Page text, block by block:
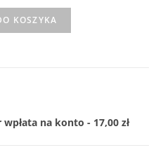
KOSZYKA
na konto - 17,00 zł